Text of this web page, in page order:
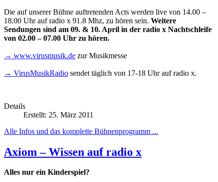
Die auf unserer Bühne auftretenden Acts werden live von 14.00 –
18.00 Uhr auf radio x 91.8 Mhz, zu hören sein. Weitere
Sendungen sind am 09. & 10. April in der radio x Nachtschleife
von 02.00 – 07.00 Uhr zu hören.
→ www.virusmusik.de zur Musikmesse
→ VirusMusikRadio sendet täglich von 17-18 Uhr auf radio x.
Details
Erstellt: 25. März 2011
Alle Infos und das komplette Bühnenprogramm ...
Axiom – Wissen auf radio x
Alles nur ein Kinderspiel?